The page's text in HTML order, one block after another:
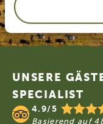
Footer
UNSERE
SPECIALIST
4.9/5
Basierend auf